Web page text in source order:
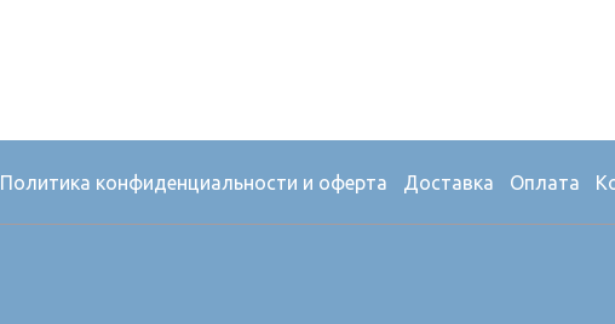
Политика конфиденциальности и оферта Доставка Оплата